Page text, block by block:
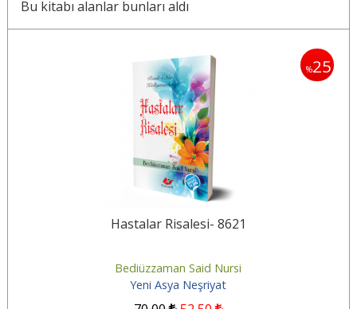
Bu kitabı alanlar bunları aldı
%25
Hastalar Risalesi- 8621
Bediüzzaman Said Nursi
Yeni Asya Neşriyat